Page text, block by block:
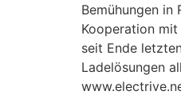
Bemühungen
Kooperation
seit Ende
Ladelösungen